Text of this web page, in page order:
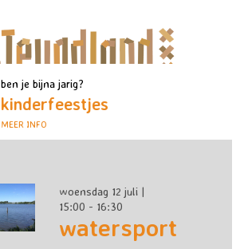
ben je bijna jarig?
kinderfeestjes
MEER INFO
woensdag 12 juli |
15:00 - 16:30
watersport